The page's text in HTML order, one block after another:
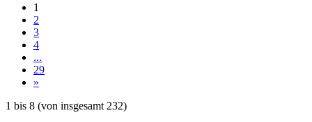
1
2
3
4
...
29
»
1 bis 8 (von insgesamt 232)